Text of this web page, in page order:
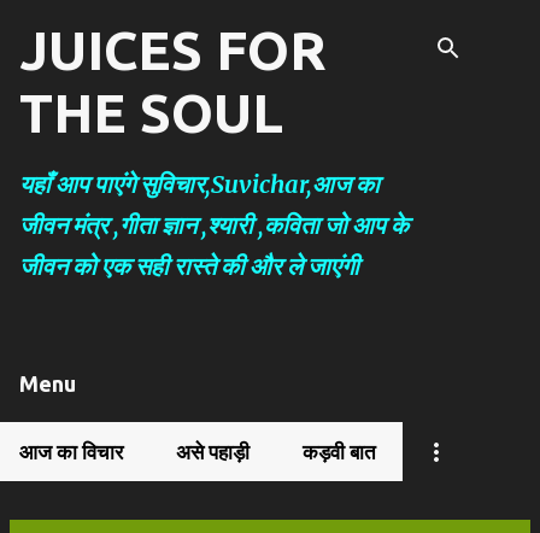
सीधे मुख्य सामग्री पर जाएं
JUICES FOR
THE SOUL
यहाँ आप पाएंगे सुविचार,Suvichar,आज का
जीवन मंत्र ,गीता ज्ञान ,श्यारी ,कविता जो आप के
जीवन को एक सही रास्ते की और ले जाएंगी
Menu
आज का विचार असे पहाड़ी कड़वी बात